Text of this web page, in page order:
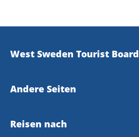
West Sweden Tourist Board
Presse
Andere Seiten
Meet the Locals
Reisen nach